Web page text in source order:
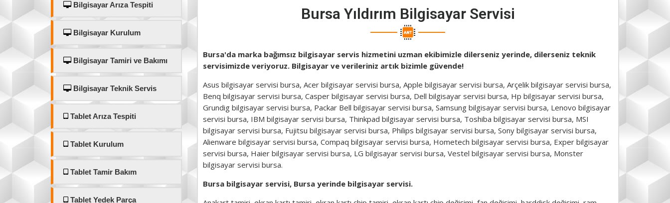
Bilgisayar Arıza Tespiti
Bilgisayar Kurulum
Bilgisayar Tamiri ve Bakımı
Bilgisayar Teknik Servis
Tablet Arıza Tespiti
Tablet Kurulum
Tablet Tamir Bakım
Tablet Yedek Parça
Bursa Yıldırım Bilgisayar Servisi
Bursa'da marka bağımsız bilgisayar servis hizmetini uzman ekibimizle dilerseniz yerinde, dilerseniz teknik
servisimizde veriyoruz. Bilgisayar ve verileriniz artık bizimle güvende!
Asus bilgisayar servisi bursa, Acer bilgisayar servisi bursa, Apple bilgisayar servisi bursa, Arçelik bilgisayar servisi bursa,
Benq bilgisayar servisi bursa, Casper bilgisayar servisi bursa, Dell bilgisayar servisi bursa, Hp bilgisayar servisi bursa,
Grundig bilgisayar servisi bursa, Packar Bell bilgisayar servisi bursa, Samsung bilgisayar servisi bursa, Lenovo bilgisayar
servisi bursa, IBM bilgisayar servisi bursa, Thinkpad bilgisayar servisi bursa, Toshiba bilgisayar servisi bursa, MSI
bilgisayar servisi bursa, Fujitsu bilgisayar servisi bursa, Philips bilgisayar servisi bursa, Sony bilgisayar servisi bursa,
Alienware bilgisayar servisi bursa, Compaq bilgisayar servisi bursa, Hometech bilgisayar servisi bursa, Exper bilgisayar
servisi bursa, Haier bilgisayar servisi bursa, LG bilgisayar servisi bursa, Vestel bilgisayar servisi bursa, Monster
bilgisayar servisi bursa.
Bursa bilgisayar servisi, Bursa yerinde bilgisayar servisi.